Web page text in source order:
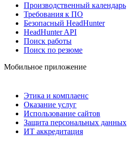
Производственный календарь
Требования к ПО
Безопасный HeadHunter
HeadHunter API
Поиск работы
Поиск по резюме
Мобильное приложение
Этика и комплаенс
Оказание услуг
Использование сайтов
Защита персональных данных
ИТ аккредитация